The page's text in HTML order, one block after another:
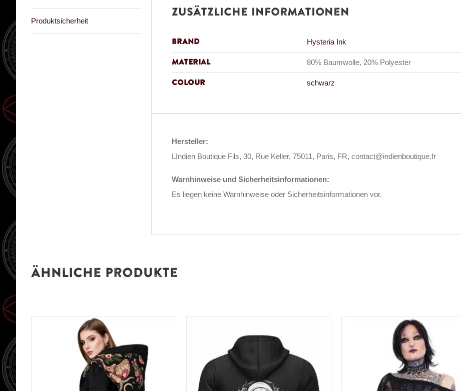
Produktsicherheit
Zusätzliche Informationen
Brand Hysteria Ink
Material 80% Baumwolle, 20% Polyester
Colour schwarz
Hersteller:
LIndien Boutique Fils, 30, Rue Keller, 75011, Paris, FR, contact@indienboutique.fr
Warnhinweise und Sicherheitsinformationen:
Es liegen keine Warnhinweise oder Sicherheitsinformationen vor.
Ähnliche Produkte